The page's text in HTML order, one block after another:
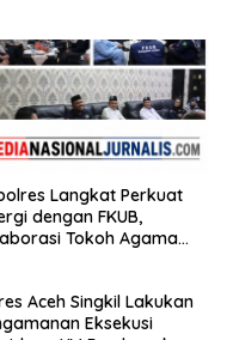
Langkat Perkuat
dengan FKUB,
Tokoh Agama
Aceh Singkil Lakukan
Eksekusi